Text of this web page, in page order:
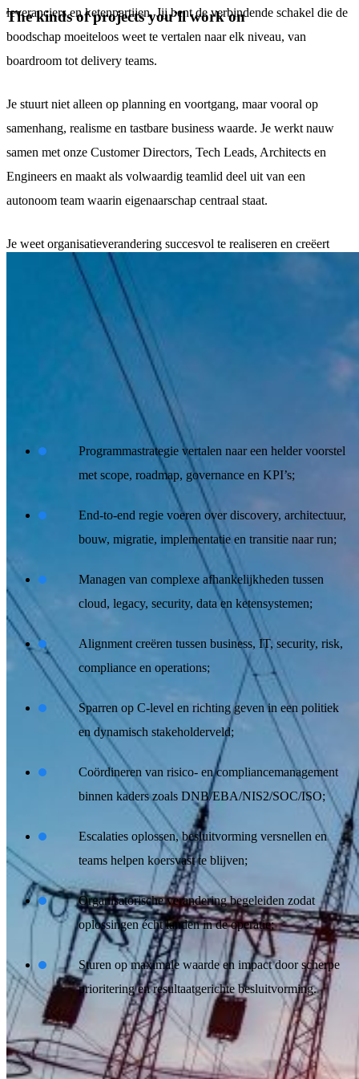
leveranciers en ketenpartijen. Jij bent de verbindende schakel die de
boodschap moeiteloos weet te vertalen naar elk niveau, van
boardroom tot delivery teams.
Je stuurt niet alleen op planning en voortgang, maar vooral op
samenhang, realisme en tastbare business waarde. Je werkt nauw
samen met onze Customer Directors, Tech Leads, Architects en
Engineers en maakt als volwaardig teamlid deel uit van een
autonoom team waarin eigenaarschap centraal staat.
Je weet organisatieverandering succesvol te realiseren en creëert
breed draagvlak, van bestuurders tot engineers. Wanneer het
spannend wordt, breng je structuur en helderheid, je bewaakt
technische en organisatorische afhankelijkheden en je durft de “bad
cop” te zijn wanneer dat nodig is voor het eindresultaat.
Programmastrategie vertalen naar een helder voorstel
met scope, roadmap, governance en KPI’s;
End‑to‑end regie voeren over discovery, architectuur,
bouw, migratie, implementatie en transitie naar run;
Managen van complexe afhankelijkheden tussen
cloud, legacy, security, data en ketensystemen;
Alignment creëren tussen business, IT, security, risk,
compliance en operations;
Sparren op C‑level en richting geven in een politiek
en dynamisch stakeholderveld;
Coördineren van risico‑ en compliancemanagement
binnen kaders zoals DNB/EBA/NIS2/SOC/ISO;
Escalaties oplossen, besluitvorming versnellen en
teams helpen koersvast te blijven;
Organisatorische verandering begeleiden zodat
oplossingen écht landen in de operatie;
Sturen op maximale waarde en impact door scherpe
prioritering en resultaatgerichte besluitvorming.
Wat jij brengt
The kinds of projects you’ll work on